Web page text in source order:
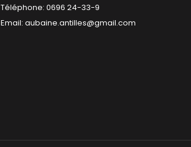
Téléphone: 0696 24-33-9
Email: aubaine.antilles@gmail.com